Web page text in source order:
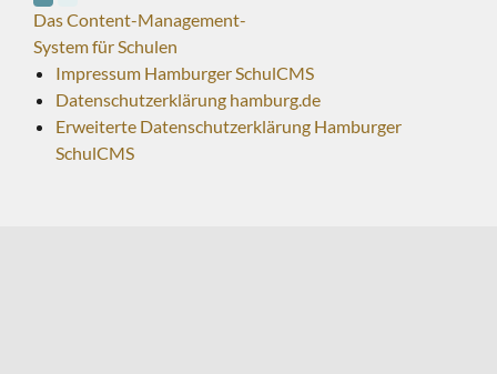
Das Content-Management-
System für Schulen
Impressum Hamburger SchulCMS
Datenschutzerklärung hamburg.de
Erweiterte Datenschutzerklärung Hamburger
SchulCMS